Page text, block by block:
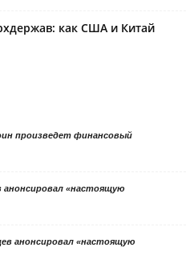
как США и Китай
произведет финансовый
анонсировал «настоящую
анонсировал «настоящую